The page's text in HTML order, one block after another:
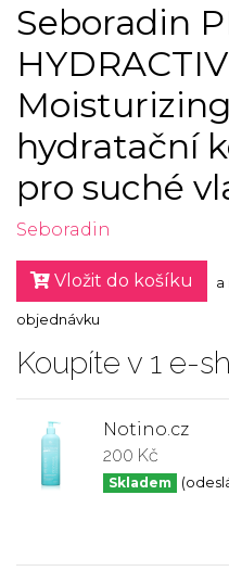
Seboradin
hydratační
pro suché
Seboradin
Vložit do košíku a
objednávku
Koupíte v 1 e-
Notino.cz
200 Kč
Skladem